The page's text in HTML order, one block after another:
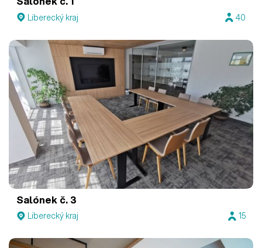
Liberecký kraj 40
Salónek č. 3
Liberecký kraj 15